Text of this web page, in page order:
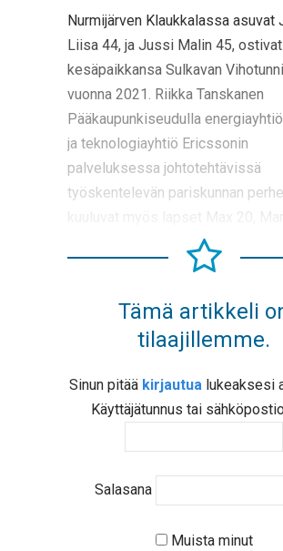
Nurmijärven Klaukkalassa asuvat
Liisa 44, ja Jussi Malin 45, ostivat
kesäpaikkansa Sulkavan
vuonna 2021. Riikka Tanskanen
Pääkaupunkiseudulla
ja teknologiayhtiö Ericssonin
palveluksessa johtotehtävissä
työskentelevän pariskunnan
Tämä artikkeli
tilaajillemme.
Sinun pitää kirjautua lukeaksesi
Käyttäjätunnus tai
Salasana
Muista minut